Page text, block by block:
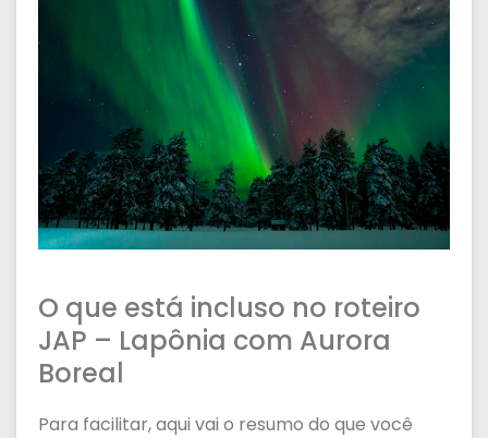
O que está incluso no roteiro
JAP – Lapônia com Aurora
Boreal
Para facilitar, aqui vai o resumo do que você